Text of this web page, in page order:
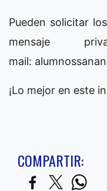
Pueden solicitar
mensaje
mail:
¡Lo mejor en este
COMPARTIR: